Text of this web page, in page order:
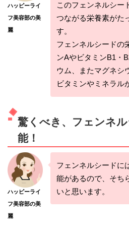
ハッピーライ
フ美容部の美
麗
このフェンネルシー
つながる栄養素がた
す。
フェンネルシードの
ンAやビタミンB1・
ウム、またマグネシ
ビタミンやミネラル
驚くべき、フェンネ
能！
ハッピーライ
フ美容部の美
麗
フェンネルシードに
能があるので、そち
いと思います。